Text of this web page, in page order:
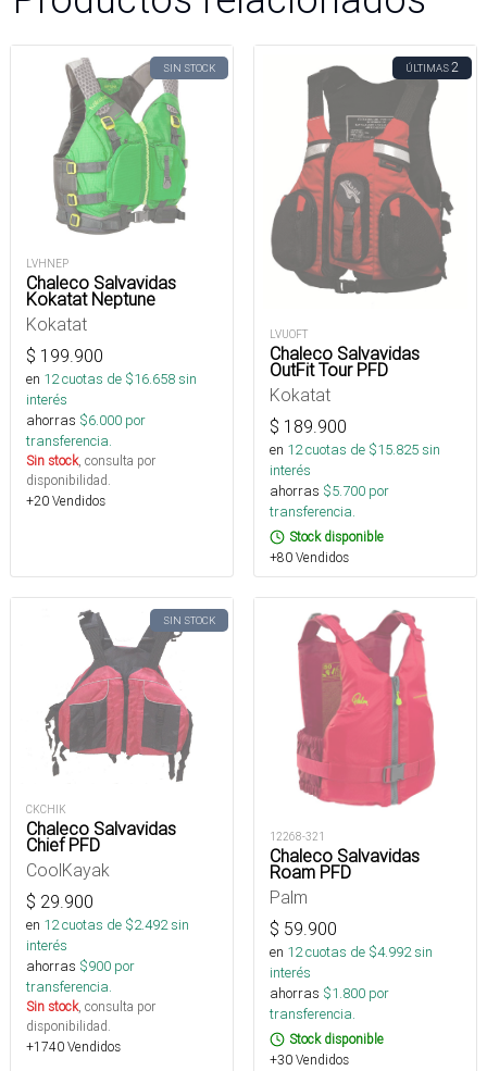
SIN STOCK
LVHNEP
Chaleco Salvavidas
Kokatat Neptune
Kokatat
$ 199.900
en 12cuotas de $16.658sin
interés
ahorras $6.000 por
transferencia.
Sin stock, consulta por
disponibilidad.
+20 Vendidos
ÚLTIMAS2
LVUOFT
Chaleco Salvavidas
OutFit Tour PFD
Kokatat
$ 189.900
en 12cuotas de $15.825sin
interés
ahorras $5.700 por
transferencia.
Stock disponible
+80 Vendidos
SIN STOCK
CKCHIK
Chaleco Salvavidas
Chief PFD
CoolKayak
$ 29.900
en 12cuotas de $2.492sin
interés
ahorras $900 por
transferencia.
Sin stock, consulta por
disponibilidad.
+1740 Vendidos
12268-321
Chaleco Salvavidas
Roam PFD
Palm
$ 59.900
en 12cuotas de $4.992sin
interés
ahorras $1.800 por
transferencia.
Stock disponible
+30 Vendidos